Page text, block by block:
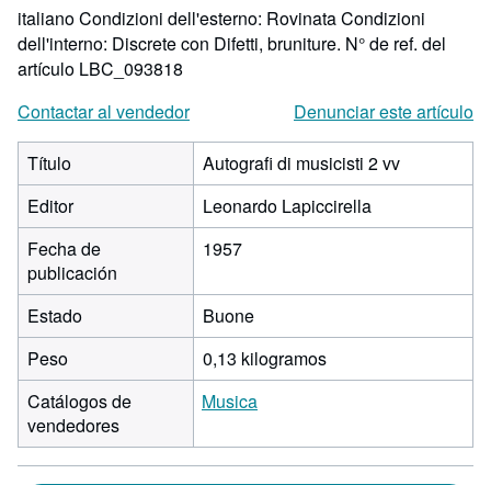
estrellas
italiano Condizioni dell'esterno: Rovinata Condizioni
dell'interno: Discrete con Difetti, bruniture. N° de ref. del
artículo LBC_093818
Contactar al vendedor
Denunciar este artículo
Título
Autografi di musicisti 2 vv
Editor
Leonardo Lapiccirella
Fecha de
publicación
1957
Estado
Buone
Peso
0,13 kilogramos
Catálogos de
vendedores
Musica